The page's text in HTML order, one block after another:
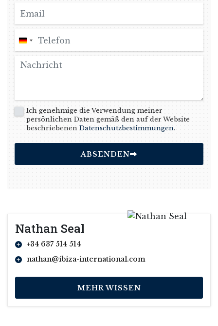
Deutschland
+49
Ich genehmige die Verwendung meiner
persönlichen Daten gemäß den auf der Website
beschriebenen Datenschutzbestimmungen.
ABSENDEN
Nathan Seal
+34 637 514 514
nathan@ibiza-international.com
MEHR WISSEN